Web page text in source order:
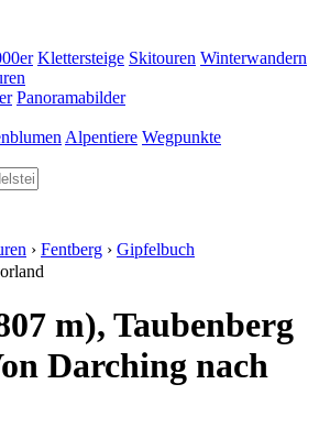
Klettersteige Skitouren Winterwandern
Panoramabilder
Alpentiere Wegpunkte
› Fentberg › Gipfelbuch
m), Taubenberg
Darching nach